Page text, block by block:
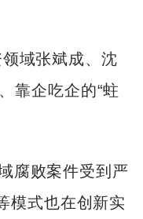
域张斌成、沈
靠企吃企的“蛀
腐败案件受到严
模式也在创新实